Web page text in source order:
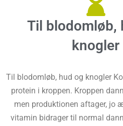
Til blodomløb,
knogler
Til blodomløb, hud og knogler
protein i kroppen. Kroppen
men produktionen aftager, jo
vitamin bidrager til normal